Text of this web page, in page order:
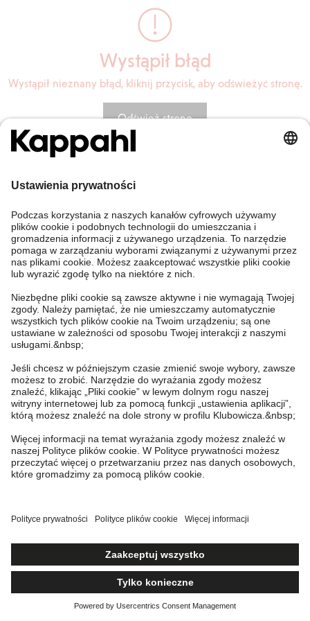
Wystąpił błąd
Wystąpił nieznany błąd, kliknij przycisk, aby odświeżyć stronę.
Odśwież stronę